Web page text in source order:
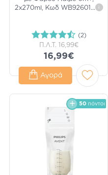
2x270ml, Κωδ WB92601 ... i
(2)
Π.Λ.Τ. 16,99€
16,99€
Αγορά
50 πόντοι